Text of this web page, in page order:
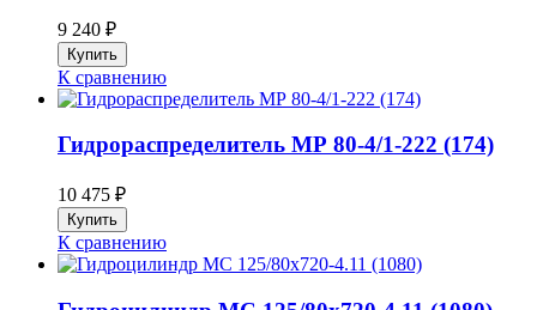
9 240 ₽
К сравнению
Гидрораспределитель МР 80-4/1-222 (174)
10 475 ₽
К сравнению